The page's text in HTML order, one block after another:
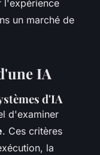
l'expérience
un marché de
IA
d'IA
d'examiner
. Ces critères
la